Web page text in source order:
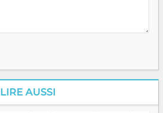
LIRE AUSSI